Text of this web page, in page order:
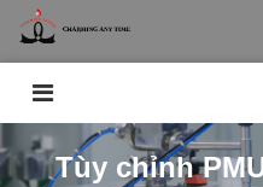
Tùy chỉnh